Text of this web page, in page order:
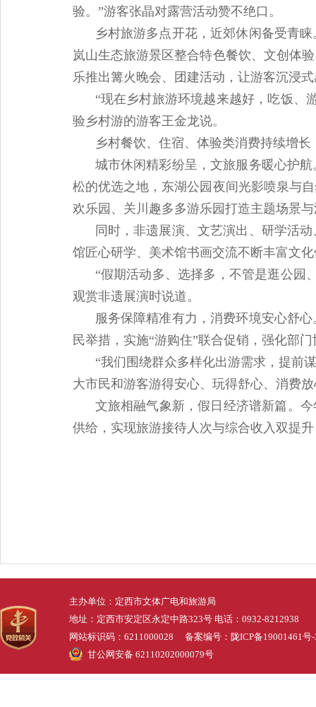
验。”游客张晶对露营活动赞不绝口。
乡村旅游多点开花，近郊休闲备受青
岚山生态旅游景区整合特色餐饮、文创体
乐推出篝火晚会、团建活动，让游客沉浸
“现在乡村旅游环境越来越好，吃饭、
验乡村游的游客王金龙说。
乡村餐饮、住宿、体验类消费持续增
城市休闲精彩纷呈，文旅服务暖心护
松的优选之地，东湖公园夜间光影喷泉与
欢乐园、关川趣多多游乐园打造主题场景
同时，非遗展演、文艺演出、研学活
馆匠心研学、美术馆书画交流不断丰富文
“假期活动多、选择多，不管是逛公园
观赏非遗展演时说道。
服务保障精准有力，消费环境安心舒
民举措，实施“游购住”联合促销，强化部
“我们围绕群众多样化出游需求，提前
大市民和游客游得安心、玩得舒心、消费
文旅相融气象新，假日经济谱新篇。
供给，实现旅游接待人次与综合收入双提
主办单位：定西市文体广电和旅游局
地址：定西市安定区永定中路323号 电话：0932-8212938
网站标识码：6211000028 备案编号： 陇ICP备19001461号
甘公网安备 62110202000079号